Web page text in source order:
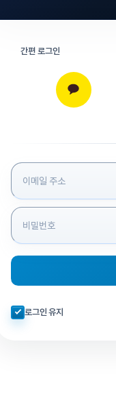
간편 로그인
로그인 정보 입력
자동로그인 체크
로그인 유지